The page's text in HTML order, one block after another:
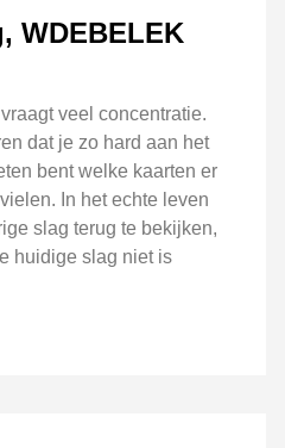
WDEBELEK
veel concentratie.
dat je zo hard aan het
bent welke kaarten er
In het echte leven
slag terug te bekijken,
huidige slag niet is